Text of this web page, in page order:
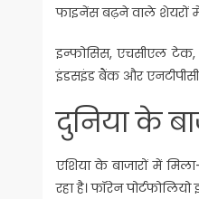
फाइनेंस बढ़ने वाले शेयरों
इन्फोसिस, एचसीएल टेक,
इंडसइंड बैंक और
दुनिया के
एशिया के बाजारों में
रहा है। फॉरेन